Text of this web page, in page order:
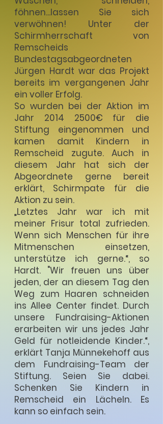
föhnen...lassen Sie sich
verwöhnen! Unter der
Schirmherrschaft von
Remscheids
Bundestagsabgeordneten
Jürgen Hardt war das Projekt
bereits im vergangenen Jahr
ein voller Erfolg.
So wurden bei der Aktion im
Jahr 2014 2500€ für die
Stiftung eingenommen und
kamen damit Kindern in
Remscheid zugute. Auch in
diesem Jahr hat sich der
Abgeordnete gerne bereit
erklärt, Schirmpate für die
Aktion zu sein.
„Letztes Jahr war ich mit
meiner Frisur total zufrieden.
Wenn sich Menschen für ihre
Mitmenschen einsetzen,
unterstütze ich gerne.“, so
Hardt. "Wir freuen uns über
jeden, der an diesem Tag den
Weg zum Haaren schneiden
ins Allee Center findet. Durch
unsere Fundraising-Aktionen
erarbeiten wir uns jedes Jahr
Geld für notleidende Kinder.“,
erklärt Tanja Münnekehoff aus
dem Fundraising-Team der
Stiftung. Seien Sie dabei.
Schenken Sie Kindern in
Remscheid ein Lächeln. Es
kann so einfach sein.